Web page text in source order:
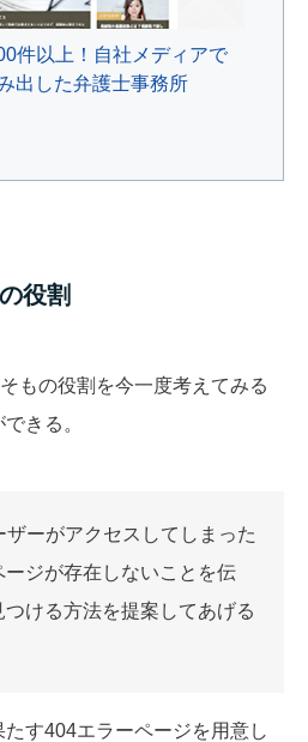
件以上！自社メディアで
出した弁護士事務所
役割
もの役割を今一度考えてみる
きる。
ーがアクセスしてしまった
ジが存在しないことを伝
ける方法を提案してあげる
す404エラーページを用意し